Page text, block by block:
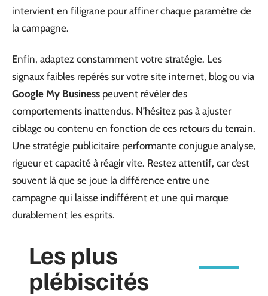
intervient en filigrane pour affiner chaque paramètre de
la campagne.
Enfin, adaptez constamment votre stratégie. Les
signaux faibles repérés sur votre site internet, blog ou via
Google My Business peuvent révéler des
comportements inattendus. N’hésitez pas à ajuster
ciblage ou contenu en fonction de ces retours du terrain.
Une stratégie publicitaire performante conjugue analyse,
rigueur et capacité à réagir vite. Restez attentif, car c’est
souvent là que se joue la différence entre une
campagne qui laisse indifférent et une qui marque
durablement les esprits.
Les plus
plébiscités